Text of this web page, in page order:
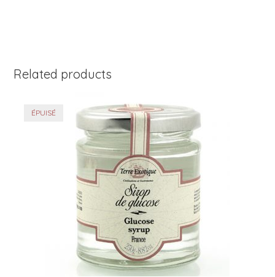
Related products
ÉPUISÉ